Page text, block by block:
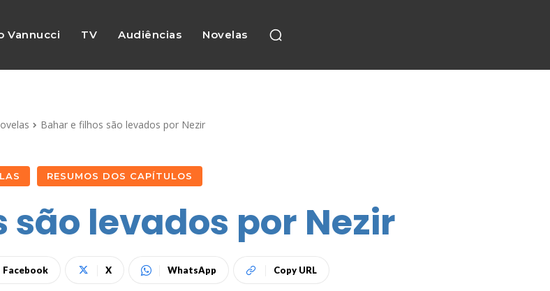
Vannucci TV Audiências Novelas
Bahar e filhos são levados por Nezir
RESUMOS DOS CAPÍTULOS
são levados por Nezir
Facebook X WhatsApp Copy URL